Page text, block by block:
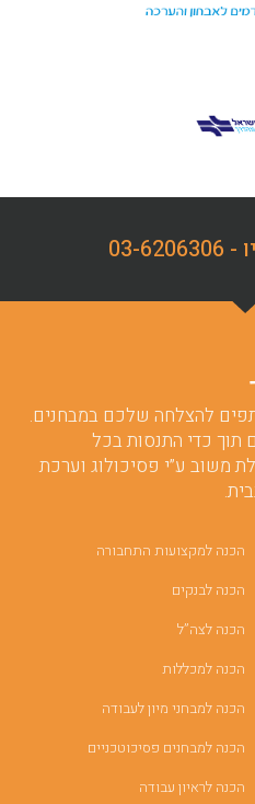
להצלחה שלכם במבחנים.
כדי התנסות בכל
משוב ע”י פסיכולוג וערכת
הכנה למקצועות התחבורה
הכנה לבנקים
הכנה לצה”ל
הכנה למכללות
הכנה למבחני מיון לעבודה
הכנה למבחנים פסיכוטכניים
הכנה לראיון עבודה